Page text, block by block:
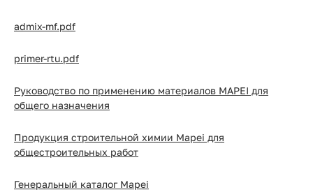
admix-mf.pdf
primer-rtu.pdf
Руководство по применению материалов MAPEI для
общего назначения
Продукция строительной химии Mapei для
общестроительных работ
Генеральный каталог Mapei